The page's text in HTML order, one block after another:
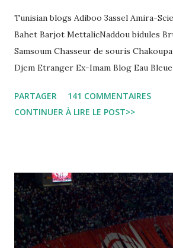
Tunisian blogs Adiboo 3assel Amira-
Bahet Barjot MettalicNaddou bidules
Samsoum Chasseur de souris
Djem Etranger Ex-Imam Blog Eau
Leila fi amarikia Little Sarah American
dire Mouch ex Mazzika Tun...
PARTAGER
141 COMMENTAIRES
CONTINUER À LIRE LE POST>>